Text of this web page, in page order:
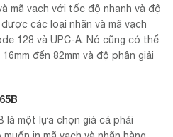
mã vạch với tốc độ nhanh và độ
các loại nhãn và mã vạch
128 và UPC-A. Nó cũng có thể
đến 82mm và độ phân giải
là một lựa chọn giá cả phải